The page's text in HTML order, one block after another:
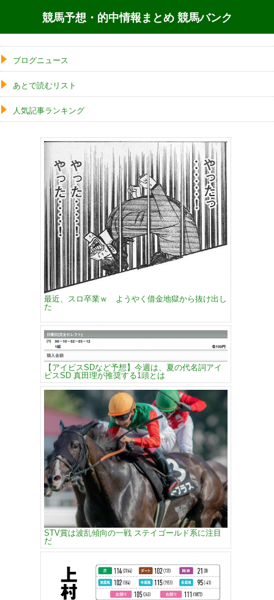
競馬予想・的中情報まとめ 競馬バンク
ブログニュース
あとで読むリスト
人気記事ランキング
最近、スロ卒業ｗ ようやく借金地獄から抜け出し
た
【アイビスSDなど予想】今週は、夏の代名詞アイ
ビスSD 真田理が推奨する1頭とは
STV賞は波乱傾向の一戦 ステイゴールド系に注目
だ